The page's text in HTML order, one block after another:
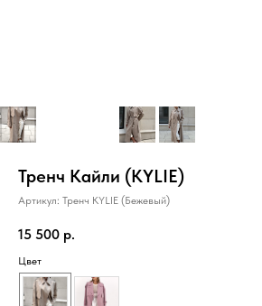
Тренч Кайли (KYLIE)
Артикул: Тренч KYLIE (Бежевый)
15 500 р.
Цвет